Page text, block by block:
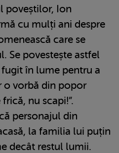
poveștilor, Ion
cu mulți ani despre
care se
Se povestește astfel
în lume pentru a
o vorbă din popor
nu scapi!”.
personajul din
la familia lui puțin
decât restul lumii.